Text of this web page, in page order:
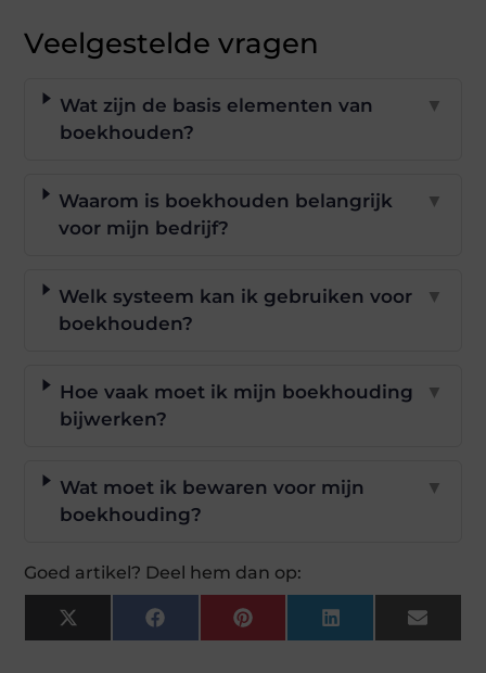
Veelgestelde vragen
Wat zijn de basis elementen van
boekhouden?
▼
Waarom is boekhouden belangrijk
voor mijn bedrijf?
▼
Welk systeem kan ik gebruiken voor
boekhouden?
▼
Hoe vaak moet ik mijn boekhouding
bijwerken?
▼
Wat moet ik bewaren voor mijn
boekhouding?
▼
Goed artikel? Deel hem dan op:
X
(Twitter)
FacebookPinterestLinkedInEmail